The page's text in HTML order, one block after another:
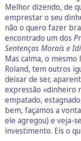
Melhor dizendo, de
emprestar o seu
não o quero fazer
encontrado um dos
Sentenças Morais e
Mas calma, o
Roland, tem outros
deixar de ser,
expressão «dinheiro
empatado,
bem, façamos a
ele agregou) e veja-
investimento. Eis o